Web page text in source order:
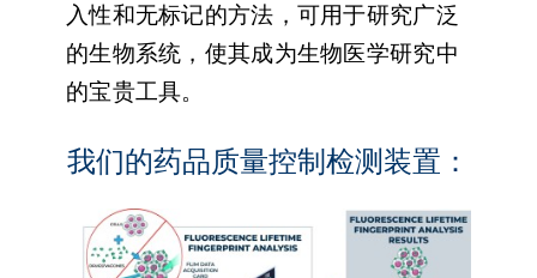
入性和无标记的方法，可用于研究广泛
的生物系统，使其成为生物医学研究中
的宝贵工具。
我们的药品质量控制检测装置：